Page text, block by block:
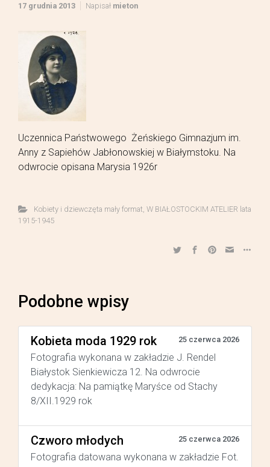
17 grudnia 2013 Napisał mieton
Uczennica Państwowego Żeńskiego Gimnazjum im.
Anny z Sapiehów Jabłonowskiej w Białymstoku. Na
odwrocie opisana Marysia 1926r
Kobiety i dziewczęta mały format W BIAŁOSTOCKIM ATELIER lata
1915-1945
Podobne wpisy
Kobieta moda 1929 rok 25 czerwca 2026
Fotografia wykonana w zakładzie J. Rendel
Białystok Sienkiewicza 12. Na odwrocie
dedykacja: Na pamiątkę Maryśce od Stachy
8/XII.1929 rok
Czworo młodych 25 czerwca 2026
Fotografia datowana wykonana w zakładzie Fot.